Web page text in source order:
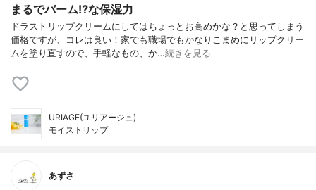
まるでバーム⁉な保湿力
ドラストリップクリームにしてはちょっとお高めかな？と思ってしまう
価格ですが、コレは良い！家でも職場でもかなりこまめにリップクリー
ムを塗り直すので、手軽なもの、か…続きを見る
URIAGE(ユリアージュ)
モイストリップ
あずさ